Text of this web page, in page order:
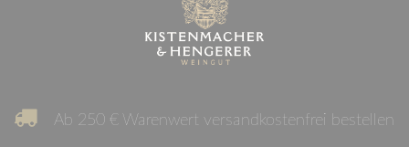
Ab 250 € Warenwert versandkostenfrei bestellen